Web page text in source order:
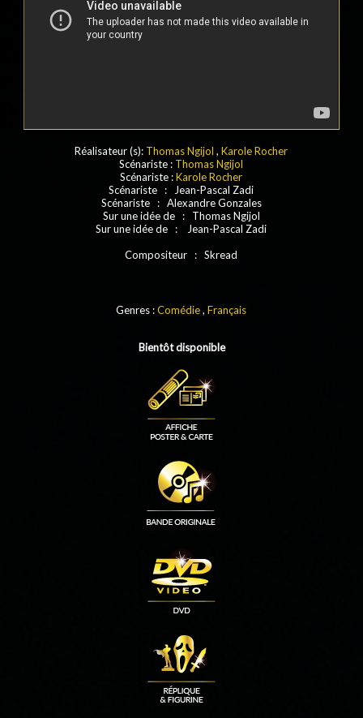
Réalisateur (s): Thomas Ngijol ,Karole Rocher
Scénariste : Thomas Ngijol
Scénariste :Karole Rocher
Scénariste : Jean-Pascal Zadi
Scénariste : Alexandre Gonzales
Sur une idée de : Thomas Ngijol
Sur une idée de : Jean-Pascal Zadi
Compositeur : Skread
Genres :Comédie,Français
Bientôt disponible